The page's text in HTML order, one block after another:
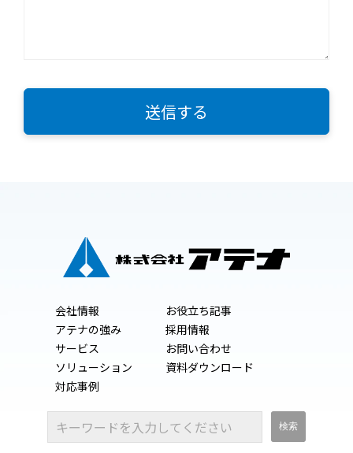
会社情報
お役立ち記事
アテナの強み
採用情報
サービス
お問い合わせ
ソリューション
資料ダウンロード
対応事例